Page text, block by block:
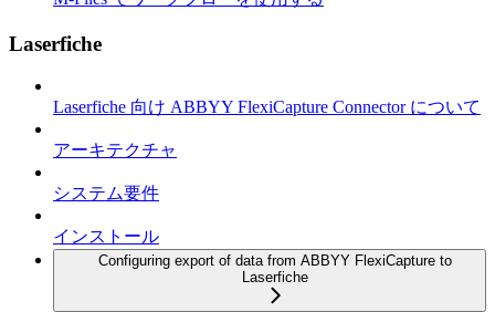
Laserfiche
Laserfiche 向け ABBYY FlexiCapture Connector について
アーキテクチャ
システム要件
インストール
Configuring export of data from ABBYY FlexiCapture to
Laserfiche